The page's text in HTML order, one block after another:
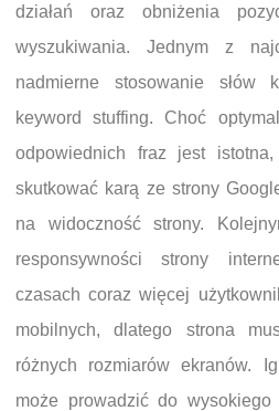
działań oraz obniżenia
wyszukiwania. Jednym z
nadmierne stosowanie słów
keyword stuffing. Choć
odpowiednich fraz jest
skutkować karą ze strony
na widoczność strony.
responsywności strony
czasach coraz więcej
mobilnych, dlatego strona
różnych rozmiarów ekranów.
może prowadzić do wysokiego